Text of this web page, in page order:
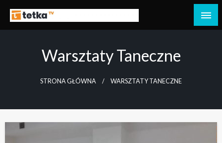
treściTv Tetka Tczew
Tetka Tczew – Twoja lokalna telewizja!
Warsztaty Taneczne
STRONA GŁÓWNA WARSZTATY TANECZNE